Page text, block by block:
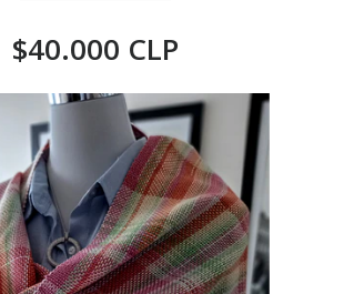
$40.000 CLP